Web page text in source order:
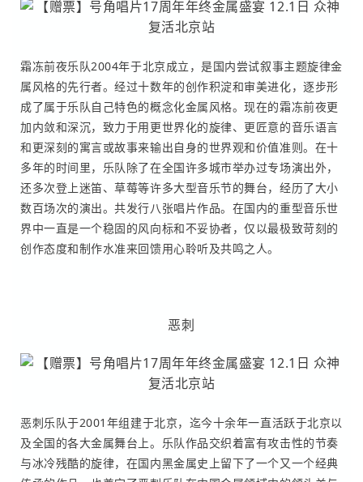
霜冻前夜乐队2004年于北京成立，是国内尝试叙事主题旋律金
属风格的先行者。经过十数年的创作积淀和审美进化，逐步形
成了属于乐队自己特色的概念化金属风格。现在的霜冻前夜更
加内敛和深沉，致力于用更世界化的旋律、更匠意的音乐语言
和更深刻的寓言或故事来输出自身的世界观和价值准则。在十
多年的时间里，乐队除了在全国许多城市举办过专场演出外，
还多次登上迷笛、草莓等许多大型音乐节的舞台，经历了大小
数百场次的演出。共发行八张唱片作品。在国内的重型音乐世
界中一直是一个稳固的风向标和不妥协者，仅以最极致苛刻的
创作态度和制作水准来回馈用心聆听及共鸣之人。
恶刺
恶刺乐队于2001年组建于北京，迄今十余年一直活跃于北京以
及全国的各大金属舞台上。乐队作品交织着富有攻击性的节奏
与冰冷残酷的旋律，在国内黑金属史上留下了一个又一个经典